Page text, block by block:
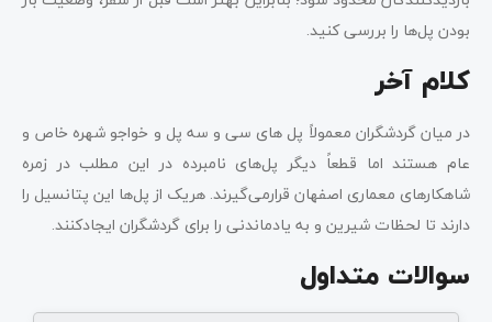
بودن پل‌ها را بررسی کنید.
کلام آخر
در میان گردشگران معمولاً پل های سی و سه پل و خواجو شهره خاص و
عام هستند اما قطعاً دیگر پل‌های نامبرده در این مطلب در زمره
شاهکارهای معماری اصفهان قرارمی‌گیرند. هریک از پل‌ها این پتانسیل را
دارند تا لحظات شیرین و به یادماندنی را برای گردشگران ایجاد‌‌کنند.
سوالات متداول